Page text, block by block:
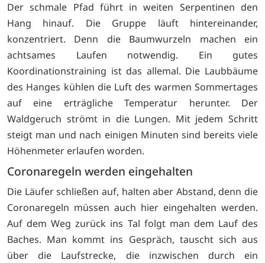
Der schmale Pfad führt in weiten Serpentinen den
Hang hinauf. Die Gruppe läuft hintereinander,
konzentriert. Denn die Baumwurzeln machen ein
achtsames Laufen notwendig. Ein gutes
Koordinationstraining ist das allemal. Die Laubbäume
des Hanges kühlen die Luft des warmen Sommertages
auf eine erträgliche Temperatur herunter. Der
Waldgeruch strömt in die Lungen. Mit jedem Schritt
steigt man und nach einigen Minuten sind bereits viele
Höhenmeter erlaufen worden.
Coronaregeln werden eingehalten
Die Läufer schließen auf, halten aber Abstand, denn die
Coronaregeln müssen auch hier eingehalten werden.
Auf dem Weg zurück ins Tal folgt man dem Lauf des
Baches. Man kommt ins Gespräch, tauscht sich aus
über die Laufstrecke, die inzwischen durch ein